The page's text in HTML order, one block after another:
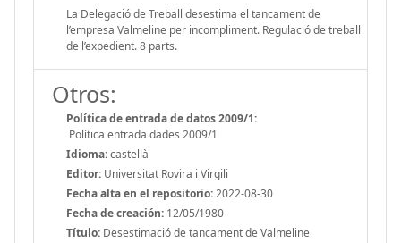
La Delegació de Treball desestima el tancament de
l’empresa Valmeline per incompliment. Regulació de treball
de l’expedient. 8 parts.
Otros:
Política de entrada de datos 2009/1:
Política entrada dades 2009/1
Idioma:castellà
Editor: Universitat Rovira i Virgili
Fecha alta en el repositorio:2022-08-30
Fecha de creación: 12/05/1980
Título: Desestimació de tancament de Valmeline